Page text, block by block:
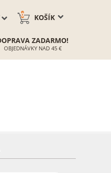
KOŠÍK
0
ZADARMO!
OBJEDNÁVKY NAD 45 €